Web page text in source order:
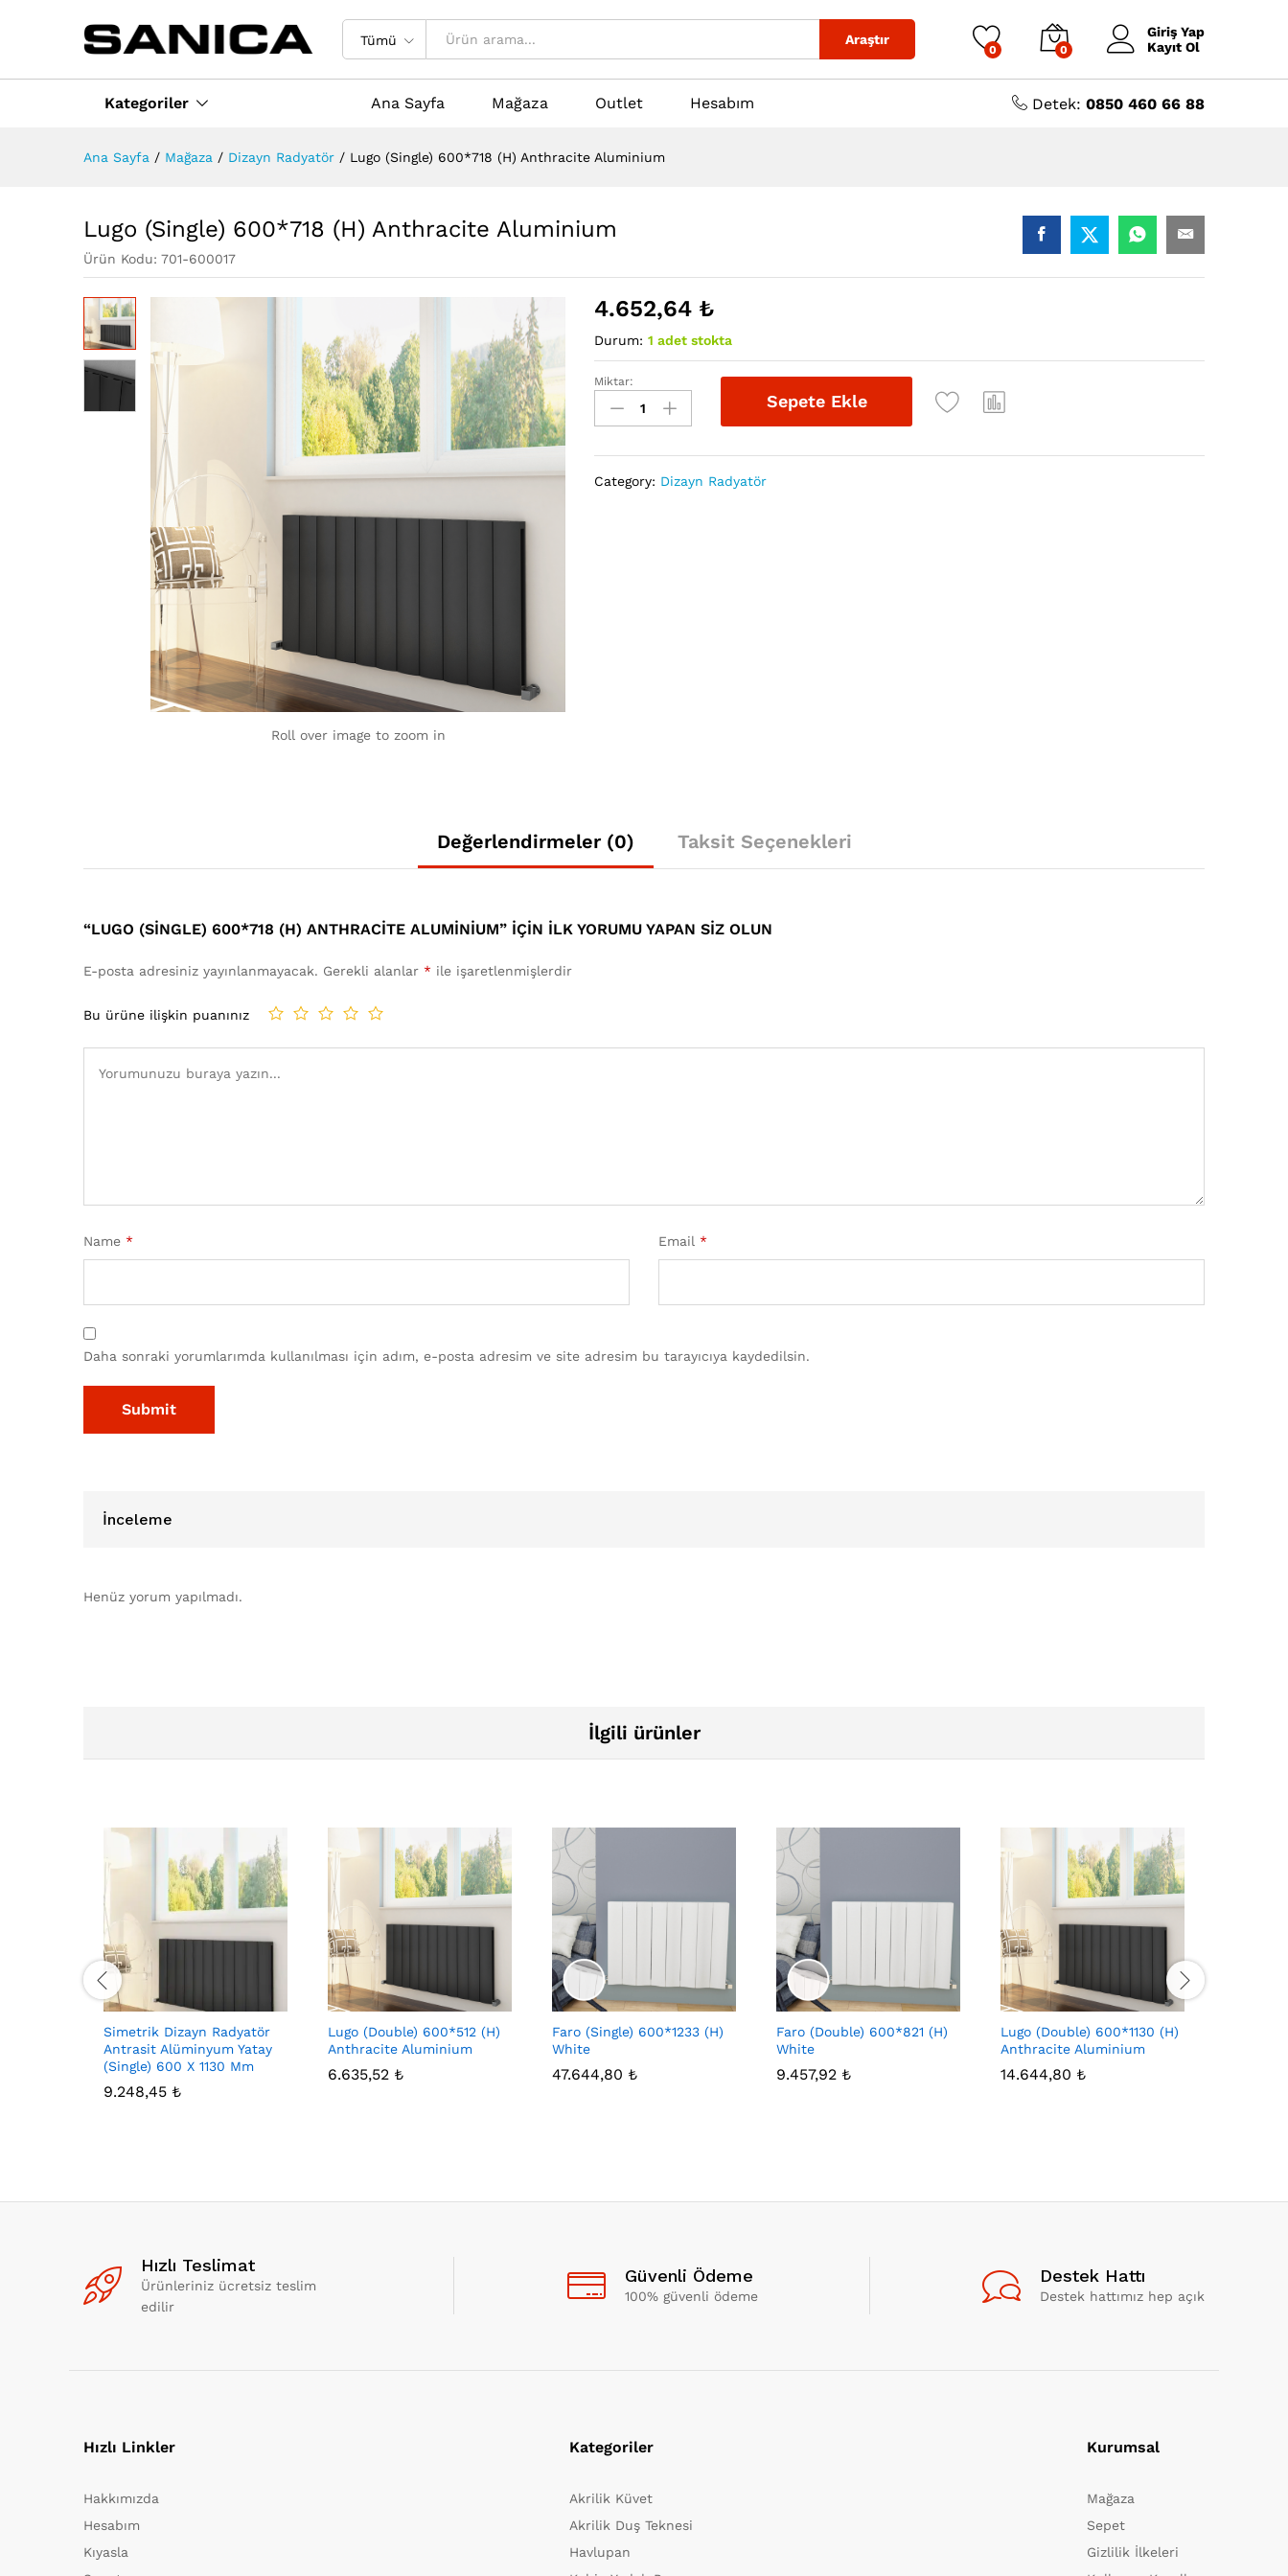
Tümü Araştır
0 0
Giriş Yap
Kayıt Ol
Kategoriler Ana Sayfa Mağaza Outlet Hesabım Detek: 0850 460 66 88
Ana Sayfa / Mağaza / Dizayn Radyatör / Lugo (Single) 600*718 (H) Anthracite Aluminium
Lugo (Single) 600*718 (H) Anthracite Aluminium
Ürün Kodu: 701-600017
Roll over image to zoom in
4.652,64 ₺
Durum: 1 adet stokta
Lugo
(Single)
600*718
Aluminium
Miktar:
Sepete Ekle
Category: Dizayn Radyatör
Değerlendirmeler (0) Taksit Seçenekleri
“LUGO (SINGLE) 600*718 (H) ANTHRACITE ALUMINIUM” IÇIN ILK YORUMU YAPAN SIZ OLUN
E-posta adresiniz yayınlanmayacak. Gerekli alanlar * ile işaretlenmişlerdir
Bu ürüne ilişkin puanınız
Name * Email *
Daha sonraki yorumlarımda kullanılması için adım, e-posta adresim ve site adresim bu tarayıcıya kaydedilsin.
İnceleme
Henüz yorum yapılmadı.
İlgili ürünler
Simetrik Dizayn Radyatör
Antrasit Alüminyum Yatay
(Single) 600 X 1130 Mm
9.248,45 ₺
Lugo (Double) 600*512 (H)
Anthracite Aluminium
6.635,52 ₺
Faro (Single) 600*1233 (H)
White
47.644,80 ₺
Faro (Double) 600*821 (H)
White
9.457,92 ₺
Lugo (Double) 600*1130 (H)
Anthracite Aluminium
14.644,80 ₺
Hızlı Teslimat
Ürünleriniz ücretsiz teslim
edilir
Güvenli Ödeme
100% güvenli ödeme
Destek Hattı
Destek hattımız hep açık
Hızlı Linkler
Hakkımızda
Hesabım
Kıyasla
Kategoriler
Akrilik Küvet
Akrilik Duş Teknesi
Havlupan
Kurumsal
Mağaza
Sepet
Gizlilik İlkeleri
Değerlendirmeler (0)